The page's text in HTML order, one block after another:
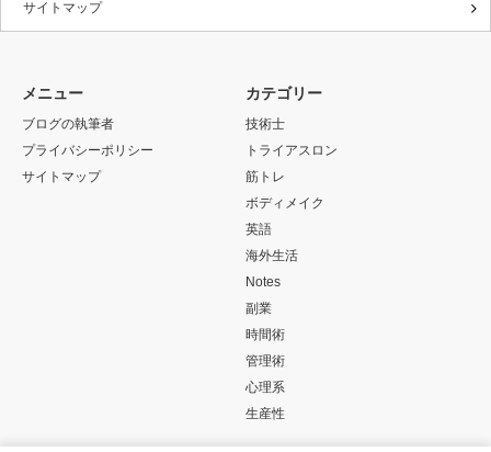
サイトマップ
メニュー
ブログの執筆者
プライバシーポリシー
サイトマップ
カテゴリー
技術士
トライアスロン
筋トレ
ボディメイク
英語
海外生活
Notes
副業
時間術
管理術
心理系
生産性